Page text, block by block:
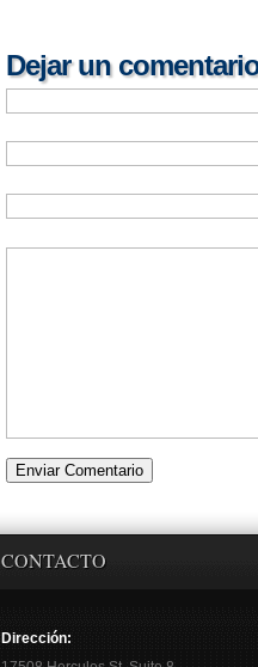
Dejar un
CONTACTO
Dirección: